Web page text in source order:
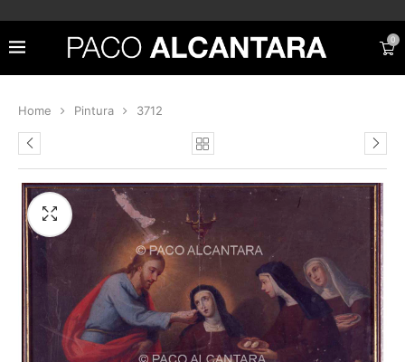
0
Home Pintura 3712